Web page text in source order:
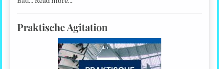
Praktische Agitation